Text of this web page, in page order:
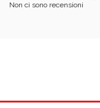
Non ci sono recensioni